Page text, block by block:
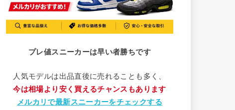
プレ値スニーカーは早い者勝ちです
人気モデルは出品直後に売れることも多く、
今は相場より安く買えるチャンスもあります
メルカリで最新スニーカーをチェックする